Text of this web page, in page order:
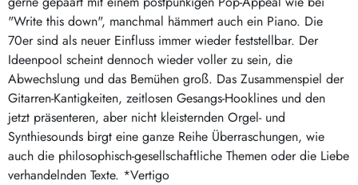
"Write this down", manchmal hämmert auch ein Piano. Die
70er sind als neuer Einfluss immer wieder feststellbar. Der
Ideenpool scheint dennoch wieder voller zu sein, die
Abwechslung und das Bemühen groß. Das Zusammenspiel der
Gitarren-Kantigkeiten, zeitlosen Gesangs-Hooklines und den
jetzt präsenteren, aber nicht kleisternden Orgel- und
Synthiesounds birgt eine ganze Reihe Überraschungen, wie
auch die philosophisch-gesellschaftliche Themen oder die Liebe
verhandelnden Texte. *Vertigo